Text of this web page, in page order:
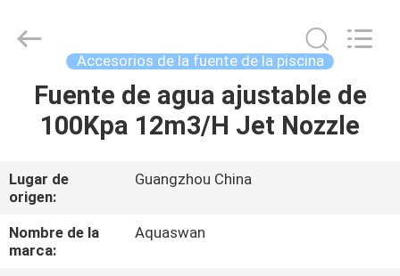
HOGAR
SOBRE
NOSOTROS
aquaswan
water
Reserved.
Accesorios de la fuente de la piscina
Fuente de agua ajustable de
100Kpa 12m3/H Jet Nozzle
Lugar de
origen:
Guangzhou China
Nombre de la
marca:
Aquaswan